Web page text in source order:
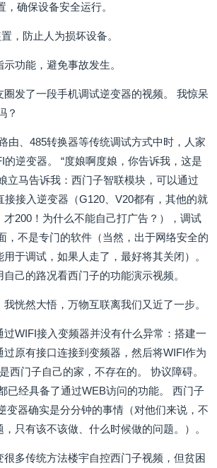
确保设备安全运行。
，防止人为损坏设备。
功能，避免事故发生。
发了一段手机调试逆变器的视频。 我惊呆
？
由、485转换器等传统调试方式中时，人家
的逆变器。 “度娘啊度娘，你告诉我，这是
立马告诉我：西门子智联模块，可以通过
接接入逆变器（G120、V20都有，其他的就
200！为什么不能自己打广告？），调试
，不是专门的软件（当然，出于网络安全的
于调试，如果人走了，最好将其关闭）。
己的路况看西门子的功能演示视频。
恍然大悟，万物互联离我们又近了一步。
过WIFI接入变频器并没有什么异常：搭建一
原有接口连接到变频器，然后将WIFI作为
西门子自己的家，不存在的。 协议障碍。
已经具备了通过WEB访问的功能。 西门子
变器确实是分分钟的事情（对他们来说，不
只有该不该做、什么时候做的问题。）。
很多传统方法楼宇自控西门子视频，但贫困